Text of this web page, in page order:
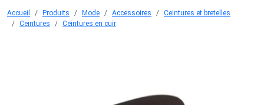
Accueil Produits Mode Accessoires
Ceintures et bretelles
Ceintures
Ceintures en cuir